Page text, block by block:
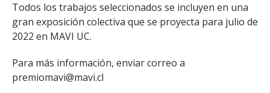
Todos los trabajos seleccionados se incluyen en una
gran exposición colectiva que se proyecta para julio de
2022 en MAVI UC.
Para más información, enviar correo a
premiomavi@mavi.cl